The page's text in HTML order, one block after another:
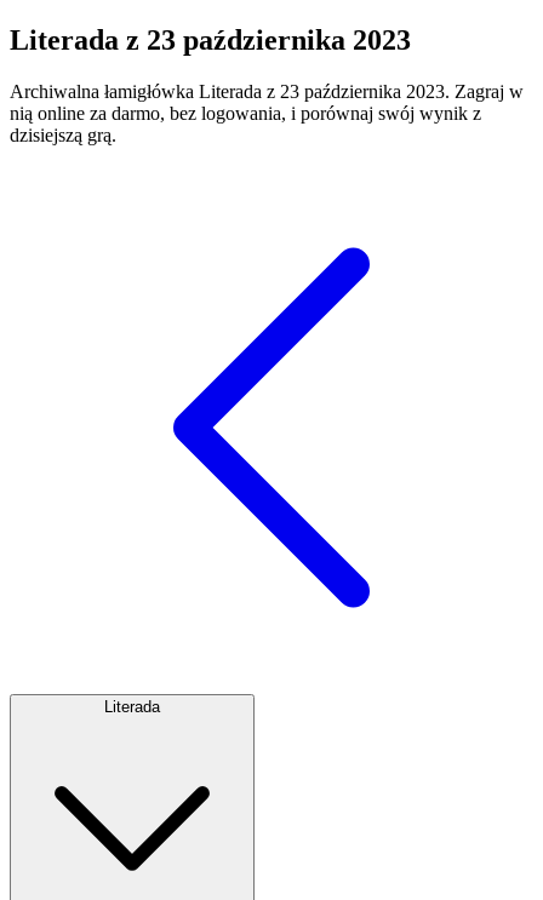
Literada z 23 października 2023
Archiwalna łamigłówka Literada z 23 października 2023. Zagraj w
nią online za darmo, bez logowania, i porównaj swój wynik z
dzisiejszą grą.
Literada